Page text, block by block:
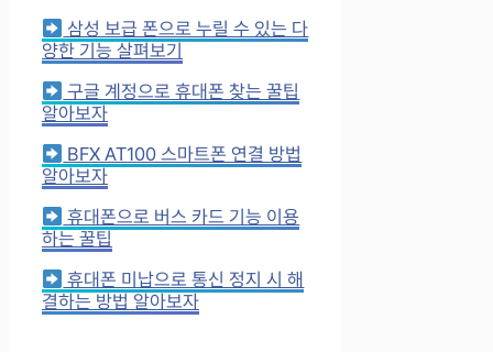
삼성 보급 폰으로 누릴 수 있는 다
양한 기능 살펴보기
구글 계정으로 휴대폰 찾는 꿀팁
알아보자
BFX AT100 스마트폰 연결 방법
알아보자
휴대폰으로 버스 카드 기능 이용
하는 꿀팁
휴대폰 미납으로 통신 정지 시 해
결하는 방법 알아보자